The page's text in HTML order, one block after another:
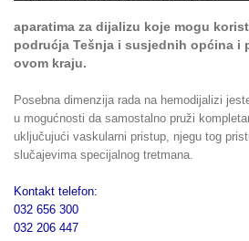
aparatima za dijalizu koje mogu
podrućja Tešnja i susjednih općina i
ovom kraju.
Posebna dimenzija rada na hemodijalizi
u mogućnosti da samostalno pruži
uključujući vaskularni pristup, njegu tog
slučajevima specijalnog tretmana.
Kontakt telefon:
032 656 300
032 206 447